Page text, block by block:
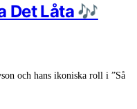
Det Låta 🎶
och hans ikoniska roll i ”Så